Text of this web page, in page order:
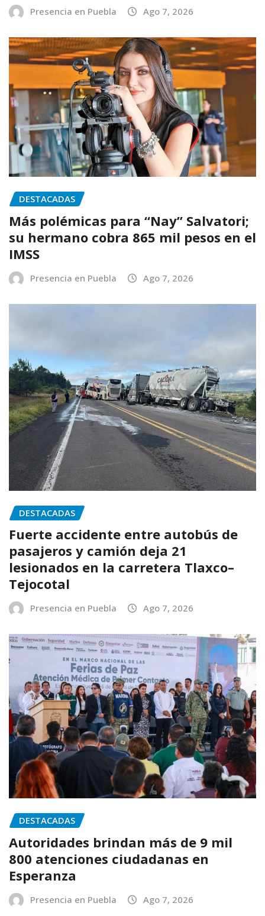
Presencia en Puebla Ago 7, 2026
DESTACADAS
Más polémicas para “Nay” Salvatori;
su hermano cobra 865 mil pesos en el
IMSS
Presencia en Puebla Ago 7, 2026
DESTACADAS
Fuerte accidente entre autobús de
pasajeros y camión deja 21
lesionados en la carretera Tlaxco–
Tejocotal
Presencia en Puebla Ago 7, 2026
DESTACADAS
Autoridades brindan más de 9 mil
800 atenciones ciudadanas en
Esperanza
Presencia en Puebla Ago 7, 2026